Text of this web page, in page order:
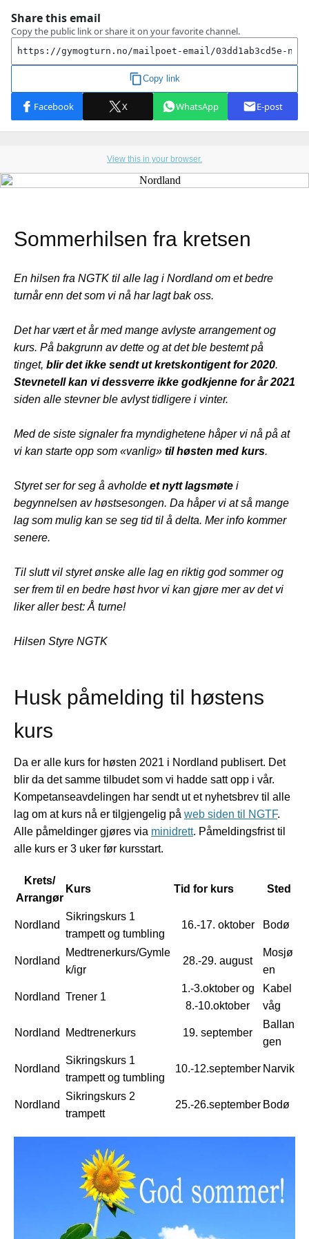
View this in your browser.
Sommerhilsen fra kretsen
En hilsen fra NGTK til alle lag i Nordland om et bedre
turnår enn det som vi nå har lagt bak oss.
Det har vært et år med mange avlyste arrangement og
kurs. På bakgrunn av dette og at det ble bestemt på
tinget, blir det ikke sendt ut kretskontigent for 2020.
Stevnetell kan vi dessverre ikke godkjenne for år 2021
siden alle stevner ble avlyst tidligere i vinter.
Med de siste signaler fra myndighetene håper vi nå på at
vi kan starte opp som «vanlig» til høsten med kurs.
Styret ser for seg å avholde et nytt lagsmøte i
begynnelsen av høstsesongen. Da håper vi at så mange
lag som mulig kan se seg tid til å delta. Mer info kommer
senere.
Til slutt vil styret ønske alle lag en riktig god sommer og
ser frem til en bedre høst hvor vi kan gjøre mer av det vi
liker aller best: Å turne!
Hilsen Styre NGTK
Husk påmelding til høstens
kurs
Da er alle kurs for høsten 2021 i Nordland publisert. Det
blir da det samme tilbudet som vi hadde satt opp i vår.
Kompetanseavdelingen har sendt ut et nyhetsbrev til alle
lag om at kurs nå er tilgjengelig på web siden til NGTF.
Alle påmeldinger gjøres via minidrett. Påmeldingsfrist til
alle kurs er 3 uker før kursstart.
Krets/
Arrangør
Kurs Tid for kurs Sted
Nordland
Sikringskurs 1
trampett og tumbling
16.-17. oktober Bodø
Nordland
Medtrenerkurs/Gymle
k/igr
28.-29. august
Mosjø
en
Nordland Trener 1
1.-3.oktober og
8.-10.oktober
Kabel
våg
Nordland Medtrenerkurs 19. september
Ballan
gen
Nordland
Sikringskurs 1
trampett og tumbling
10.-12.september Narvik
Nordland
Sikringskurs 2
trampett
25.-26.september Bodø